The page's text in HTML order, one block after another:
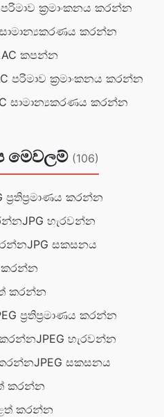
පරිමාව ක්‍රමාංකනය කරන්න
සාමාන්‍යකරණය කරන්න
කපන්න
පරිමාව ක්‍රමාංකනය කරන්න
සාමාන්‍යකරණය කරන්න
මෙවලම් (106)
ප්‍රතිප්‍රමාණය කරන්න
JPG හැරවන්න
JPG සකසනය
කරන්න
කරන්න
ප්‍රතිප්‍රමාණය කරන්න
කරන්නJPEG හැරවන්න
JPEG සකසනය
කරන්න
කරන්න